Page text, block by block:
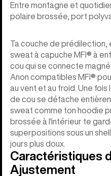
Entre montagne et
polaire brossée, port
Ta couche de prédilection,
sweat à capuche MFI® à
cou qui se connecte
Anon compatibles MFI®
au vent et au froid. Une
de cou se détache
sweat comme ton hoodie
brossée à l'intérieur te
superpositions sous un
jours plus doux.
Caractéristiques
Ajustement